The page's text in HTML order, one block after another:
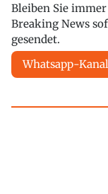
Bleiben Sie
Breaking News
gesendet.
Whatsapp-